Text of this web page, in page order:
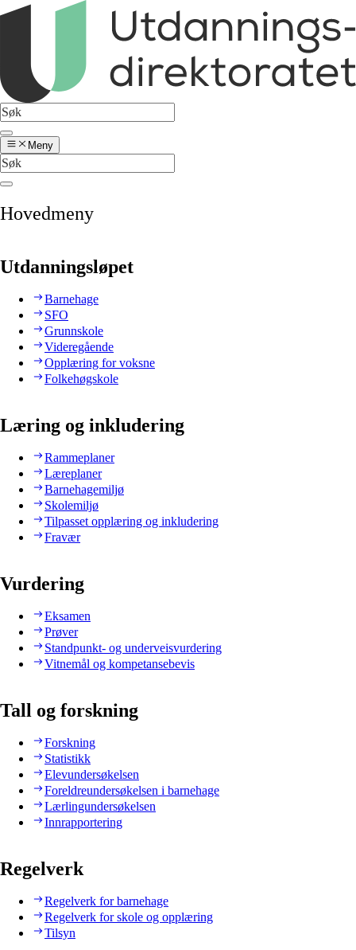
Meny
Hovedmeny
Utdanningsløpet
Barnehage
SFO
Grunnskole
Videregående
Opplæring for voksne
Folkehøgskole
Læring og inkludering
Rammeplaner
Læreplaner
Barnehagemiljø
Skolemiljø
Tilpasset opplæring og inkludering
Fravær
Vurdering
Eksamen
Prøver
Standpunkt- og underveisvurdering
Vitnemål og kompetansebevis
Tall og forskning
Forskning
Statistikk
Elevundersøkelsen
Foreldreundersøkelsen i barnehage
Lærlingundersøkelsen
Innrapportering
Regelverk
Regelverk for barnehage
Regelverk for skole og opplæring
Tilsyn